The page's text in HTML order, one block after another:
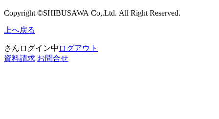
Copyright ©SHIBUSAWA Co,.Ltd. All Right Reserved.
上へ戻る
さんログイン中 ログアウト
資料請求 お問合せ